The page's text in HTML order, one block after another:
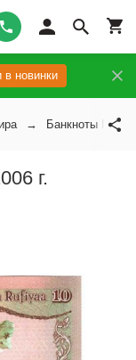
в новинки
Банкноты
г.